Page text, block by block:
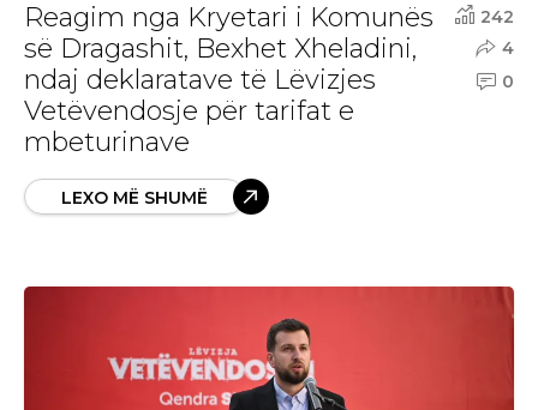
Reagim nga Kryetari i Komunës
së Dragashit, Bexhet Xheladini,
ndaj deklaratave të Lëvizjes
Vetëvendosje për tarifat e
mbeturinave
LEXO MË SHUMË
242
4
0